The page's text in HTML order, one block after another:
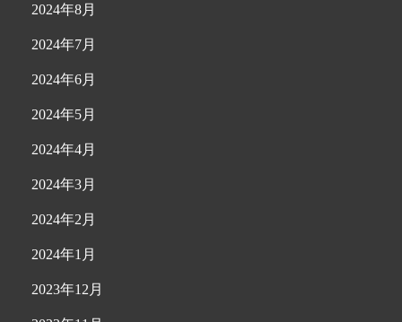
2024年8月
2024年7月
2024年6月
2024年5月
2024年4月
2024年3月
2024年2月
2024年1月
2023年12月